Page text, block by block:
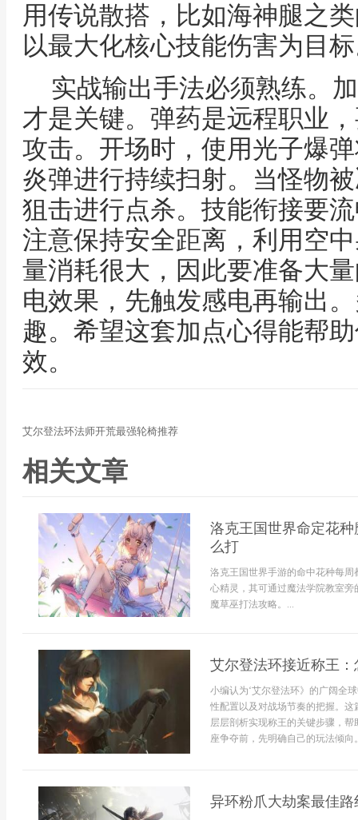
用传说散搭，比如海神腿之
以最大化核心技能伤害为目
实战输出手法必须熟练。
才是关键。弹药是远程职业
攻击。开场时，使用光子爆
炎弹进行持续扫射。当怪物
狙击进行点杀。技能衔接要
注意保持安全距离，利用空
量消耗很大，因此要准备大
电效果，先触发感电再输出
趣。希望这套加点心得能帮
效。
艾尔登法环法师开荒最强轮椅推荐
相关文章
洛克王国世界命定花
么打
洛克王国世界手游的命中花种每
心精灵，其可通过魔法学院教室
魔草巫打法攻略。...
艾尔登法环接近称王
小编认为‘艾尔登法环》的广阔全
性配置以及对战场节奏的把握。
层层剖析实现称王的关键步骤，
座争夺前，先明确自己的玩法倾
异环粉爪大劫案最佳